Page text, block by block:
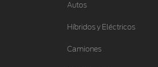
Autos
Híbridos y Eléctricos
Camiones